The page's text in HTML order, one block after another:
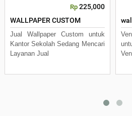
Rp 225,000
WALLPAPER CUSTOM
Jual Wallpaper Custom untuk
Kantor Sekolah Sedang Mencari
Layanan Jual